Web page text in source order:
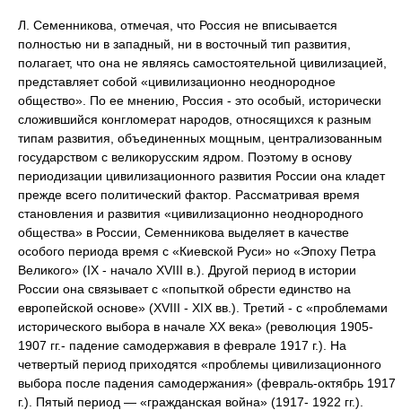
Л. Семенникова, отмечая, что Россия не вписывается
полностью ни в западный, ни в восточный тип развития,
полагает, что она не являясь самостоятельной цивилизацией,
представляет собой «цивилизационно неоднородное
общество». По ее мнению, Россия - это особый, исторически
сложившийся конгломерат народов, относящихся к разным
типам развития, объединенных мощным, централизованным
государством с великорусским ядром. Поэтому в основу
периодизации цивилизационного развития России она кладет
прежде всего политический фактор. Рассматривая время
становления и развития «цивилизационно неоднородного
общества» в России, Семенникова выделяет в качестве
особого периода время с «Киевской Руси» но «Эпоху Петра
Великого» (IX - начало XVIII в.). Другой период в истории
России она связывает с «попыткой обрести единство на
европейской основе» (XVIII - XIX вв.). Третий - с «проблемами
исторического выбора в начале XX века» (революция 1905-
1907 гг.- падение самодержавия в феврале 1917 г.). На
четвертый период приходятся «проблемы цивилизационного
выбора после падения самодержания» (февраль-октябрь 1917
г.). Пятый период — «гражданская война» (1917- 1922 гг.).